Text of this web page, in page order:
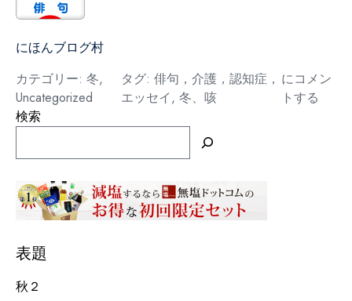
にほんブログ村
カテゴリー: 冬,
Uncategorized
タグ:俳句，介護，認知症，
エッセイ,冬、咳
咳
にコメン
トする
検索
表題
秋２